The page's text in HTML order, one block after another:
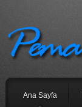
Ana Sayfa